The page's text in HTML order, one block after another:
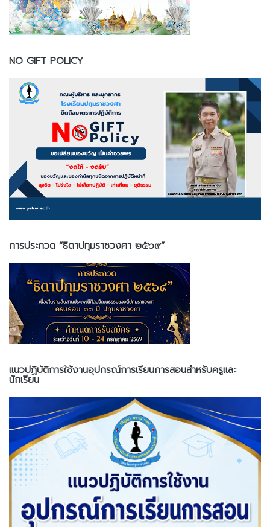
NO GIFT POLICY
การประกวด “ธิดาปทุมราชวงศา ๒๕๖๙”
แนวปฏิบัติการใช้งานอุปกรณ์การเรียนการสอนสำหรับครูและ
นักเรียน